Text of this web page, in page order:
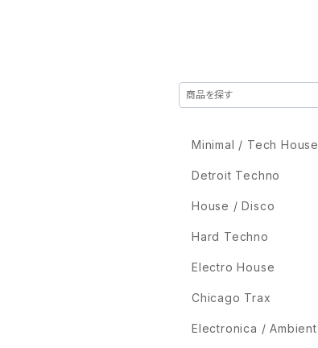
Minimal / Tech House
Detroit Techno
House / Disco
Hard Techno
Electro House
Chicago Trax
Electronica / Ambient